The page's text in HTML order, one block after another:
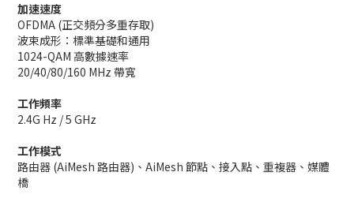
加速速度
OFDMA (正交頻分多重存取)
波束成形：標準基礎和通用
1024-QAM 高數據速率
20/40/80/160 MHz 帶寬
工作頻率
2.4G Hz / 5 GHz
工作模式
路由器 (AiMesh 路由器)、AiMesh 節點、接入點、重複器、媒體
橋